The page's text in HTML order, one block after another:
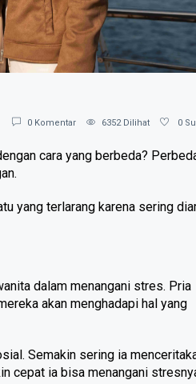
0 Komentar 6352 Dilihat 0
cara yang berbeda?
yang terlarang karena sering
dalam menangani stres. Pria
akan menghadapi hal yang
Semakin sering ia
cepat ia bisa menangani